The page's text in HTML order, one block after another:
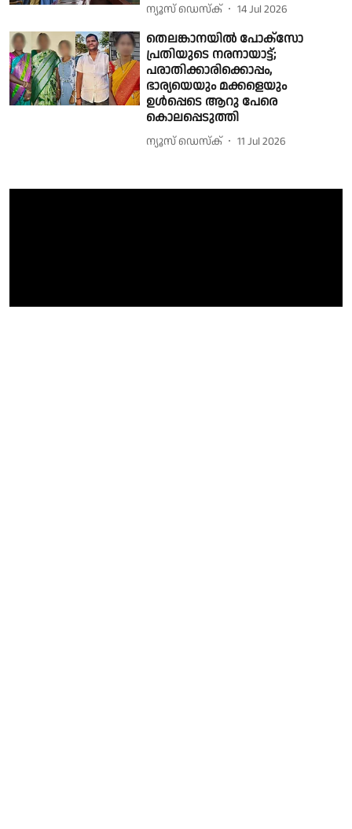
ന്യൂസ് ഡെസ്ക് 14 Jul 2026
തെലങ്കാനയില്‍ പോക്സോ
പ്രതിയുടെ നരനായാട്ട്;
പരാതിക്കാരിക്കൊപ്പം,
ഭാര്യയെയും മക്കളെയും
ഉള്‍പ്പെടെ ആറു പേരെ
കൊലപ്പെടുത്തി
ന്യൂസ് ഡെസ്ക് 11 Jul 2026